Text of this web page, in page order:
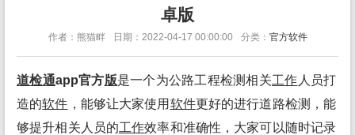
卓版
作者：熊猫畔 日期：2022-04-17 00:00:00 分类： 官方软件
道检通app官方版是一个为公路工程检测相关工作 人员打
造的软件 ，能够让大家使用 软件更好的进行道路检测，能
够提升相关人员的工作效率和准确性，大家可以随时记录